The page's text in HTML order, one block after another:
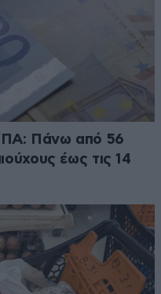
Πάνω από 56
έως τις 14